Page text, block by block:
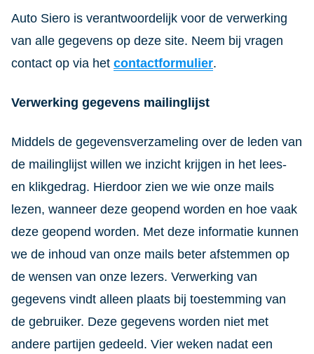
Auto Siero is verantwoordelijk voor de verwerking
van alle gegevens op deze site. Neem bij vragen
contact op via het contactformulier.
Verwerking gegevens mailinglijst
Middels de gegevensverzameling over de leden van
de mailinglijst willen we inzicht krijgen in het lees-
en klikgedrag. Hierdoor zien we wie onze mails
lezen, wanneer deze geopend worden en hoe vaak
deze geopend worden. Met deze informatie kunnen
we de inhoud van onze mails beter afstemmen op
de wensen van onze lezers. Verwerking van
gegevens vindt alleen plaats bij toestemming van
de gebruiker. Deze gegevens worden niet met
andere partijen gedeeld. Vier weken nadat een